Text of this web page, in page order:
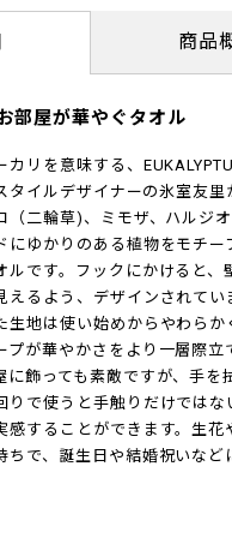
商品
部屋が華やぐタオル
リを意味する、
タイルデザイナーの氷室友里
（二輪草)、ミモザ、ハルジ
にゆかりのある植物をモチー
ルです。フックにかけると、
えるよう、デザインされてい
生地は使い始めからやわらか
プが華やかさをより一層際立
に飾っても素敵ですが、手を
りで使うと手触りだけではな
感することができます。生花
ちで、誕生日や結婚祝いなど